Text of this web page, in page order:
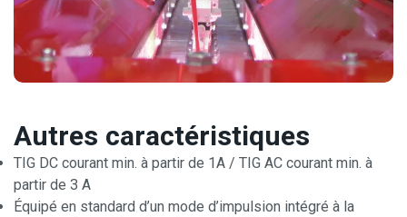
Autres caractéristiques
TIG DC courant min. à partir de 1A / TIG AC courant min. à
partir de 3 A
Équipé en standard d’un mode d’impulsion intégré à la